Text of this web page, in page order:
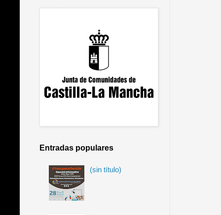
Entradas populares
(sin título)